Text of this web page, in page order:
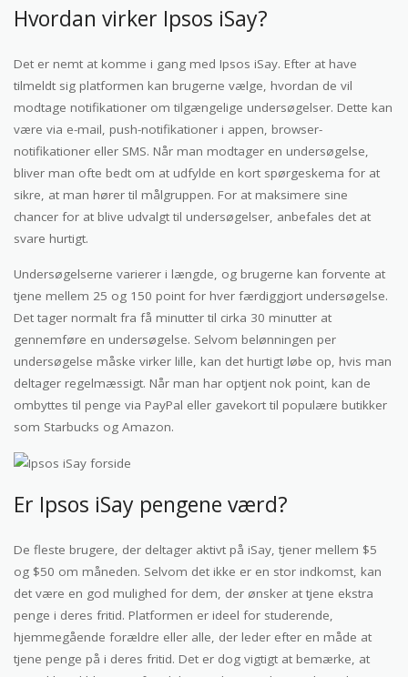
Hvordan virker Ipsos iSay?
Det er nemt at komme i gang med Ipsos iSay. Efter at have
tilmeldt sig platformen kan brugerne vælge, hvordan de vil
modtage notifikationer om tilgængelige undersøgelser. Dette kan
være via e-mail, push-notifikationer i appen, browser-
notifikationer eller SMS. Når man modtager en undersøgelse,
bliver man ofte bedt om at udfylde en kort spørgeskema for at
sikre, at man hører til målgruppen. For at maksimere sine
chancer for at blive udvalgt til undersøgelser, anbefales det at
svare hurtigt.
Undersøgelserne varierer i længde, og brugerne kan forvente at
tjene mellem 25 og 150 point for hver færdiggjort undersøgelse.
Det tager normalt fra få minutter til cirka 30 minutter at
gennemføre en undersøgelse. Selvom belønningen per
undersøgelse måske virker lille, kan det hurtigt løbe op, hvis man
deltager regelmæssigt. Når man har optjent nok point, kan de
ombyttes til penge via PayPal eller gavekort til populære butikker
som Starbucks og Amazon.
Er Ipsos iSay pengene værd?
De fleste brugere, der deltager aktivt på iSay, tjener mellem $5
og $50 om måneden. Selvom det ikke er en stor indkomst, kan
det være en god mulighed for dem, der ønsker at tjene ekstra
penge i deres fritid. Platformen er ideel for studerende,
hjemmegående forældre eller alle, der leder efter en måde at
tjene penge på i deres fritid. Det er dog vigtigt at bemærke, at